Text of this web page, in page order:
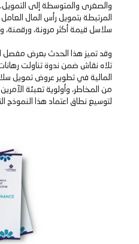
والصغرى والمتوسطة إلى التمويل.
المرتبطة بتمويل رأس المال
سلاسل قيمة أكثر مرونة، ورقمنة،
وقد تميز هذا الحدث بعرض مفصل
تلاه نقاش ضمن ندوة تناولت
المالية في تطوير عروض تمويل
من المخاطر، وأولوية تعبئة
لتوسيع نطاق اعتماد هذا النموذج